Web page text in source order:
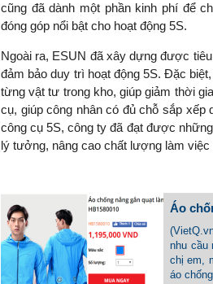
cũng đã dành một phần kinh phí để
đóng góp nổi bật cho hoạt động 5S.
Ngoài ra, ESUN đã xây dựng được
đảm bảo duy trì hoạt động 5S. Đặc
từng vật tư trong kho, giúp giảm thời
cụ, giúp công nhân có đủ chỗ sắp xếp
công cụ 5S, công ty đã đạt được
lý tưởng, nâng cao chất lượng làm việc
Áo
nhu cầu
chị em,
áo
"Có rất nhiều
ngay từ bây
đang được
đầu tư cho
nghệ; ban
khuyến khích
khởi nghiệp..."